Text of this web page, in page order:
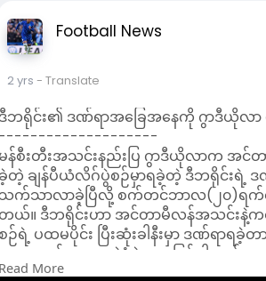
ျော်ဂျီယာပြည်နယ်ရွေးကောက်ပွဲတာဝန်ရှိသူ
ေက လက်နဲ့ မဲရေတွက်ခြင်း စည်းမျဉ်းသစ် က
တွက် နောက်ထပ် ကြီးလေးတဲ့ ဝန်ထုပ်တစ်ခု
သတိပေးထားပါတယ်။ အဲဒီရဲ့ အကျိုးဆ
ြန်မှု နှောင့်နှေးကာ အခြေအနေရှုပ်ထွေး
ေါ်လာဖို့အတွက် အခွင့်ကောင်းတစ်ခု ဖြစ်လာ
ားကြပါတယ်။
Football News
2 yrs - Translate
ဘရိုင်း၏ ဒဏ်ရာအခြေအနေကို ဂွာဒီယိုလာ
န်စီးတီးအသင်းနည်းပြ ဂွာဒီယိုလာက အင်
တဲ့ ချန်ပီယံလိဂ်ပွဲစဉ်မှာရခဲ့တဲ့ ဒီဘရိုင်းရဲ့
က်သာလာခဲ့ပြီလို့ စက်တင်ဘာလ(၂၀)ရက်နေ့မှ
ယ်။ ဒီဘရိုင်းဟာ အင်တာမီလန်အသင်းနဲ့က
ဉ်ရဲ့ ပထမပိုင်း ပြီးဆုံးခါနီးမှာ ဒဏ်ရာရခဲ့
စမှာတင် လူစားလဲခံခဲ့ရတာဖြစ်ပါတယ်။
More